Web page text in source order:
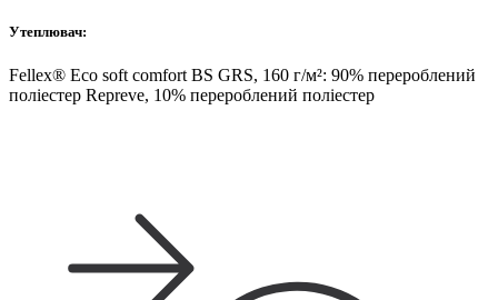
Утеплювач:
Fellex® Eco soft comfort BS GRS, 160 г/м²: 90% перероблений
поліестер Repreve, 10% перероблений поліестер